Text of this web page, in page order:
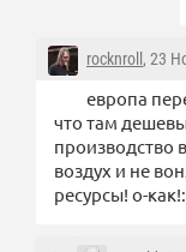
rocknroll , 23
европа
что там
производство
воздух и не
ресурсы! о-